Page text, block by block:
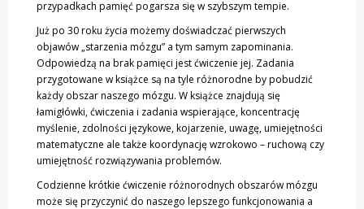
przypadkach pamięć pogarsza się w szybszym tempie.
Już po 30 roku życia możemy doświadczać pierwszych
objawów „starzenia mózgu” a tym samym zapominania.
Odpowiedzą na brak pamięci jest ćwiczenie jej. Zadania
przygotowane w książce są na tyle różnorodne by pobudzić
każdy obszar naszego mózgu. W książce znajdują się
łamigłówki, ćwiczenia i zadania wspierające, koncentrację
myślenie, zdolności językowe, kojarzenie, uwagę, umiejętności
matematyczne ale także koordynację wzrokowo – ruchową czy
umiejętność rozwiązywania problemów.
Codzienne krótkie ćwiczenie różnorodnych obszarów mózgu
może się przyczynić do naszego lepszego funkcjonowania a